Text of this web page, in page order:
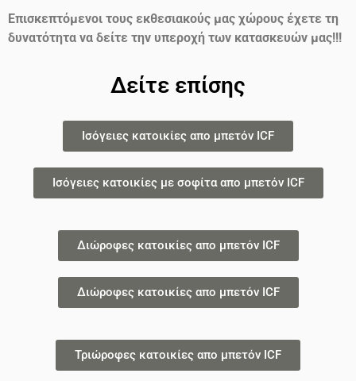
Επισκεπτόμενοι τους εκθεσιακούς μας χώρους έχετε τη
δυνατότητα να δείτε την υπεροχή των κατασκευών μας!!!
Δείτε επίσης
Ισόγειες κατοικίες απο μπετόν ICF
Ισόγειες κατοικίες με σοφίτα απο μπετόν ICF
Διώροφες κατοικίες απο μπετόν ICF
Διώροφες κατοικίες απο μπετόν ICF
Τριώροφες κατοικίες απο μπετόν ICF